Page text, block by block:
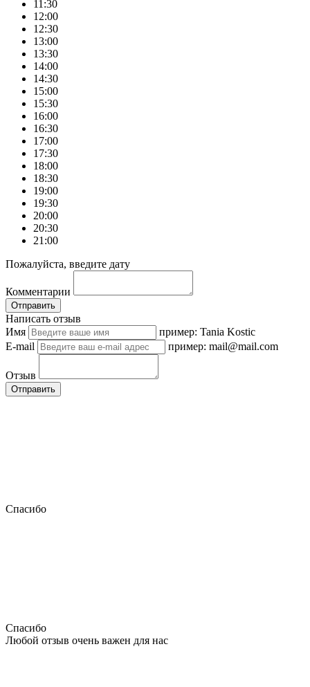
11:30
12:00
12:30
13:00
13:30
14:00
14:30
15:00
15:30
16:00
16:30
17:00
17:30
18:00
18:30
19:00
19:30
20:00
20:30
21:00
Пожалуйста, введите дату
Комментарии
Отправить
Написать отзыв
Имя
пример: Tania Kostic
E-mail
пример: mail@mail.com
Отзыв
Отправить
Спасибо
Спасибо
Любой отзыв очень важен для нас